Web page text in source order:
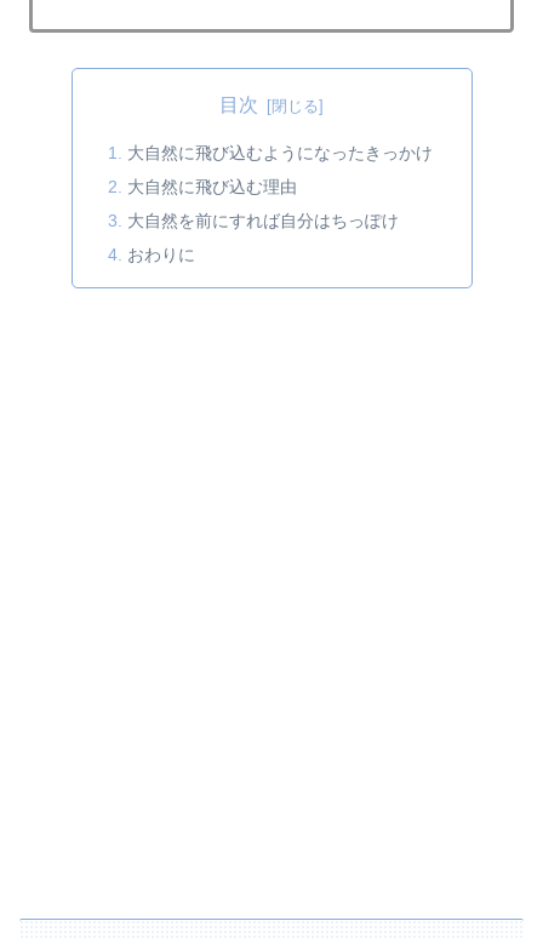
目次
大自然に飛び込むようになったきっかけ
大自然に飛び込む理由
大自然を前にすれば自分はちっぽけ
おわりに